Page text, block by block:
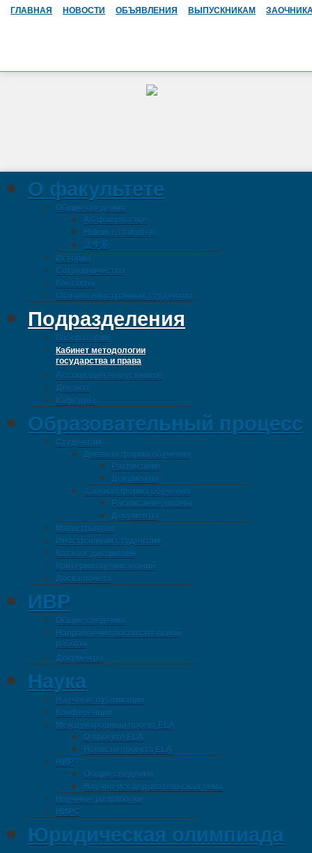
ГЛАВНАЯ НОВОСТИ ОБЪЯВЛЕНИЯ ВЫПУСКНИКАМ
О факультете
Общие сведения
Аб факультэце
Hukuk işi fakulteti
法学系
История
Сотрудничество
Контакты
Отзывы иностранных студентов
Подразделения
Лаборатории
Кабинет методологии
государства и права
Ассоциация выпускников
Деканат
Кафедры
Образовательный процесс
Студентам
Дневная форма обучения
Расписание
Документы
Заочная форма обучения
Расписание, планы
Документы
Магистрантам
Иностранным студентам
Каталог дисциплин
Критерии оценки знаний
Доска почета
ИВР
Общие сведения
Направления воспитательной
работы
Документы
Наука
Научные публикации
Конференции
Международный проект ELA
О проекте ELA
Новости проекта ELA
НИР
Общие сведения
Научно-исследовательская тема
Научные разработки
НИРС
Юридическая олимпиада